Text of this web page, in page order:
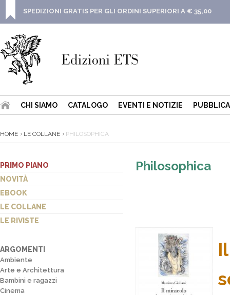
SPEDIZIONI GRATIS PER GLI ORDINI SUPERIORI A € 35,00
CHI SIAMO CATALOGO EVENTI E NOTIZIE
HOME LE COLLANE PHILOSOPHICA
PRIMO PIANO
NOVITÀ
EBOOK
LE COLLANE
LE RIVISTE
ARGOMENTI
Ambiente
Arte e Architettura
Bambini e ragazzi
Cinema
Philosophica